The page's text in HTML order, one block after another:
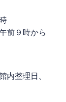
前９時から
内整理日、